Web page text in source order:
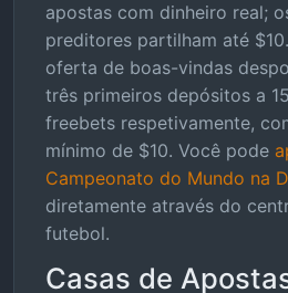
apostas com dinheiro real;
preditores partilham até
oferta de boas-vindas
três primeiros depósitos a
freebets respetivamente,
mínimo de $10. Você pode
Campeonato do Mundo na
diretamente através do
futebol.
Casas de